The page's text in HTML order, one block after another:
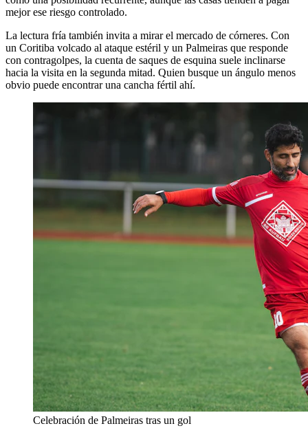
mejor ese riesgo controlado.
La lectura fría también invita a mirar el mercado de córneres. Con
un Coritiba volcado al ataque estéril y un Palmeiras que responde
con contragolpes, la cuenta de saques de esquina suele inclinarse
hacia la visita en la segunda mitad. Quien busque un ángulo menos
obvio puede encontrar una cancha fértil ahí.
Celebración de Palmeiras tras un gol